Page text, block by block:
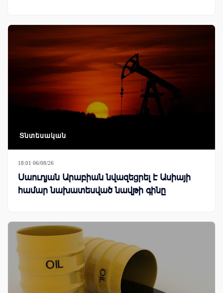
Տնտեսական
18:01 06/08/26
Սաուդյան Արաբիան նվազեցրել է Ասիայի
համար նախատեսված նավթի գինը